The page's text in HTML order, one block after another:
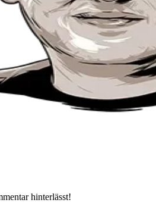
hinterlässt!